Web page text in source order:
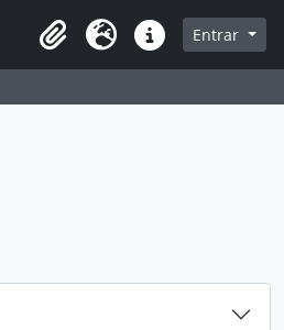
Idioma Atalhos Entrar